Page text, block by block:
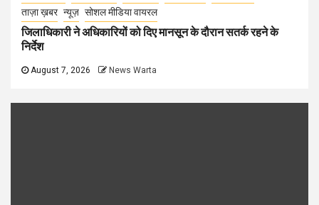
ताज़ा ख़बर न्यूज़ सोशल मीडिया वायरल
जिलाधिकारी ने अधिकारियों को दिए मानसून के दौरान सतर्क रहने के
निर्देश
August 7, 2026 News Warta